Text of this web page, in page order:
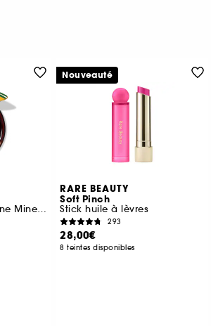
La Poudre Éclat Bonne Mine Naturelle Édition Limitée
RARE BEAUTY
Soft Pinch
Stick huile à lèvres
293
28,00€
8 teintes disponibles
Nouveauté